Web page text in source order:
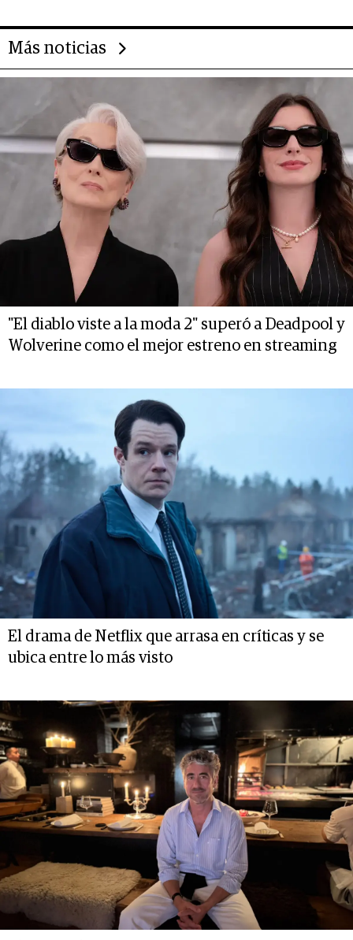
Más noticias
"El diablo viste a la moda 2" superó a Deadpool y
Wolverine como el mejor estreno en streaming
El drama de Netflix que arrasa en críticas y se
ubica entre lo más visto